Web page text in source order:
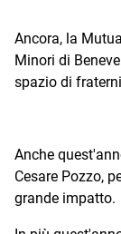
Ancora, la
Minori di
spazio di
Anche
Cesare Pozzo,
grande impatto.